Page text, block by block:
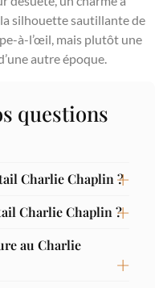
silhouette sautillante de
à-l’œil, mais plutôt une
autre époque.
questions
Charlie Chaplin ?
Charlie Chaplin ?
au Charlie